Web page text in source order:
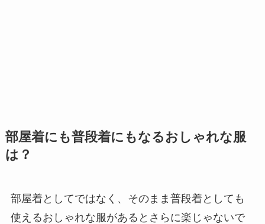
部屋着にも普段着にもなるおしゃれな服
は？
部屋着としてではなく、そのまま普段着としても
使えるおしゃれな服があるとさらに楽じゃないで